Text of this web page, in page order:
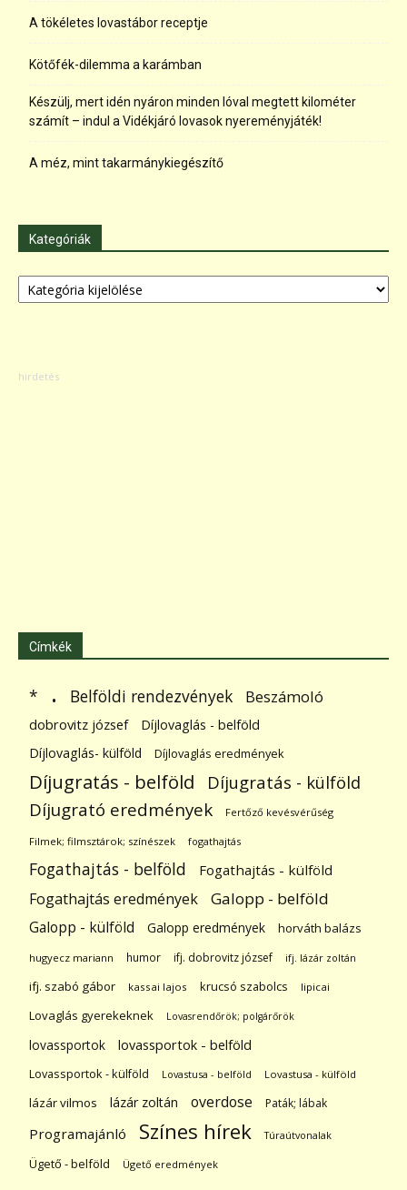
A tökéletes lovastábor receptje
Kötőfék-dilemma a karámban
Készülj, mert idén nyáron minden lóval megtett kilométer
számít – indul a Vidékjáró lovasok nyereményjáték!
A méz, mint takarmánykiegészítő
Kategóriák
Kategóriák
Címkék
* . Belföldi rendezvények Beszámoló
dobrovitz józsef
Díjlovaglás - belföld
Díjlovaglás- külföld
Díjlovaglás eredmények
Díjugratás - belföld Díjugratás - külföld
Díjugrató eredmények Fertőző kevésvérűség
Filmek; filmsztárok; színészek fogathajtás
Fogathajtás - belföld Fogathajtás - külföld
Fogathajtás eredmények Galopp - belföld
Galopp - külföld Galopp eredmények horváth balázs
hugyecz mariann humor ifj. dobrovitz józsef ifj. lázár zoltán
ifj. szabó gábor kassai lajos krucsó szabolcs lipicai
Lovaglás gyerekeknek Lovasrendőrök; polgárőrök
lovassportok lovassportok - belföld
Lovassportok - külföld Lovastusa - belföld Lovastusa - külföld
lázár vilmos lázár zoltán overdose Paták; lábak
Programajánló Színes hírek Túraútvonalak
Ügető - belföld Ügető eredmények